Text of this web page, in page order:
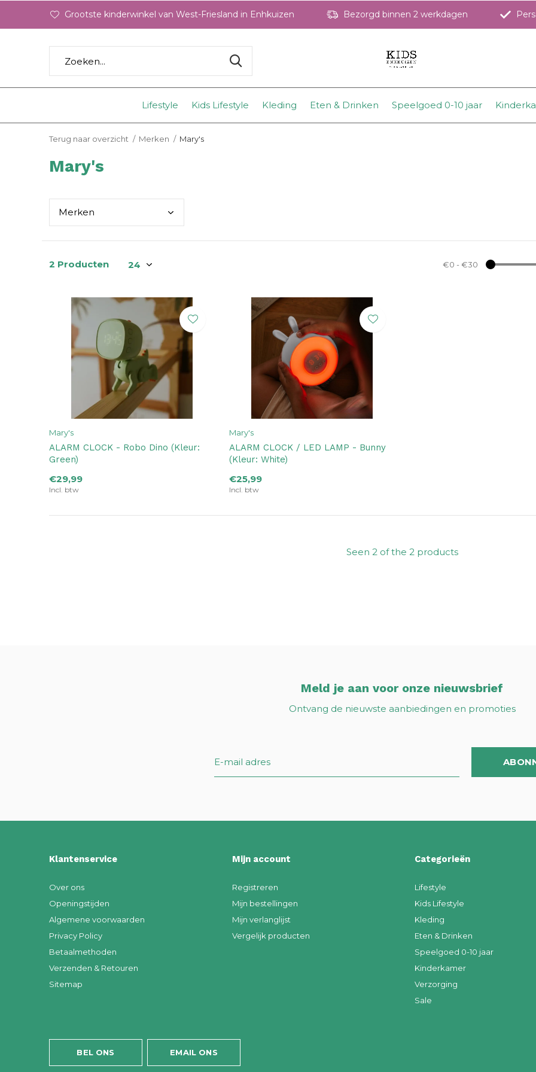
Lifestyle Kids Lifestyle Kleding Eten & Drinken Speelgoed 0-10 jaar
Grootste kinderwinkel van West-Friesland in Enhkuizen Bezorgd binnen 2 werkdagen
Terug naar overzicht Merken Mary's
Mary's
Merken
2 Producten €0 - €30
Mary's
ALARM CLOCK - Robo Dino (Kleur:
Green)
€29,99
Incl. btw
Mary's
ALARM CLOCK / LED LAMP - Bunny
(Kleur: White)
€25,99
Incl. btw
Seen 2 of the 2 products
Meld je aan voor onze nieuwsbrief
Ontvang de nieuwste aanbiedingen en promoties
Klantenservice
Over ons
Openingstijden
Algemene voorwaarden
Privacy Policy
Betaalmethoden
Verzenden & Retouren
Sitemap
Mijn account
Registreren
Mijn bestellingen
Mijn verlanglijst
Vergelijk producten
Categorieën
Lifestyle
Kids Lifestyle
Kleding
Eten & Drinken
Speelgoed 0-10 jaar
Kinderkamer
Verzorging
Sale
BEL ONS EMAIL ONS